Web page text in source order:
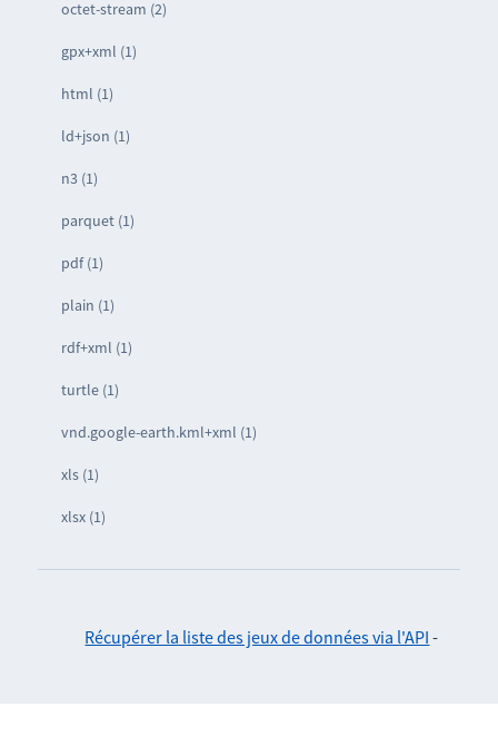
octet-stream (2)
gpx+xml (1)
html (1)
ld+json (1)
n3 (1)
parquet (1)
pdf (1)
plain (1)
rdf+xml (1)
turtle (1)
vnd.google-earth.kml+xml (1)
xls (1)
xlsx (1)
Récupérer la liste des jeux de données via l'API -